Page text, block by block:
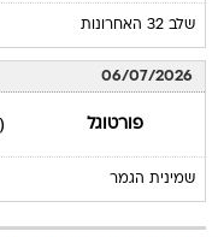
שלב 32 האחרונות
06/07/2026
פורטוגל (0)
שמינית הגמר